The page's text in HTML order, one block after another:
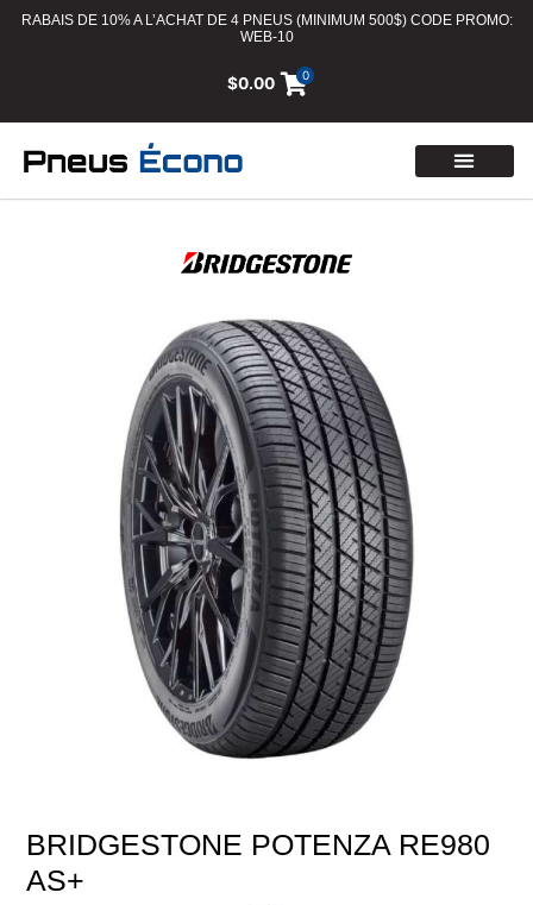
RABAIS DE 10% A L’ACHAT DE 4 PNEUS (MINIMUM 500$) CODE PROMO:
WEB-10
$0.00 0
BRIDGESTONE POTENZA RE980
AS+